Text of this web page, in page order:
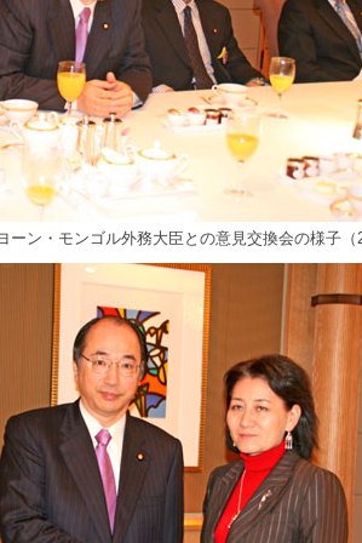
ーン・モンゴル外務大臣との意見交換会の様子（2